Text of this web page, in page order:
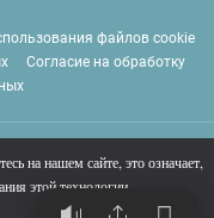
файлов cookie
Согласие на обработку
защищены 18+
на нашем сайте, это означает,
этой технологии.